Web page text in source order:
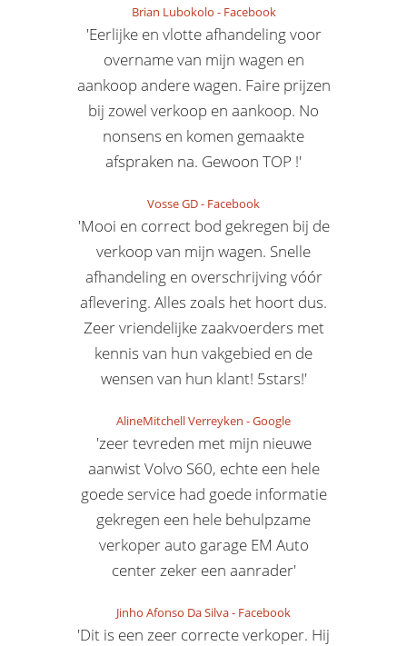
Brian Lubokolo - Facebook
'Eerlijke en vlotte afhandeling voor
overname van mijn wagen en
aankoop andere wagen. Faire prijzen
bij zowel verkoop en aankoop. No
nonsens en komen gemaakte
afspraken na. Gewoon TOP !'
Vosse GD- Facebook
'Mooi en correct bod gekregen bij de
verkoop van mijn wagen. Snelle
afhandeling en overschrijving vóór
aflevering. Alles zoals het hoort dus.
Zeer vriendelijke zaakvoerders met
kennis van hun vakgebied en de
wensen van hun klant! 5stars!'
AlineMitchell Verreyken -Google
'zeer tevreden met mijn nieuwe
aanwist Volvo S60, echte een hele
goede service had goede informatie
gekregen een hele behulpzame
verkoper auto garage EM Auto
center zeker een aanrader'
Jinho Afonso Da Silva- Facebook
'Dit is een zeer correcte verkoper. Hij